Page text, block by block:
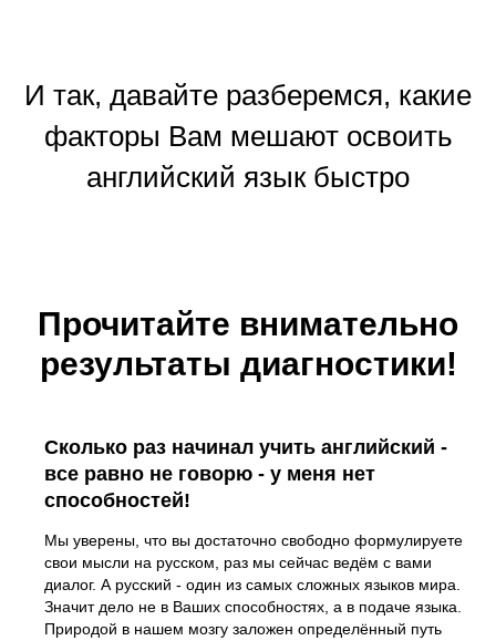
И так, давайте разберемся, какие
факторы Вам мешают освоить
английский язык быстро
Прочитайте внимательно
результаты диагностики!
Сколько раз начинал учить английский -
все равно не говорю - у меня нет
способностей!
Мы уверены, что вы достаточно свободно формулируете
свои мысли на русском, раз мы сейчас ведём с вами
диалог. А русский - один из самых сложных языков мира.
Значит дело не в Ваших способностях, а в подаче языка.
Природой в нашем мозгу заложен определённый путь